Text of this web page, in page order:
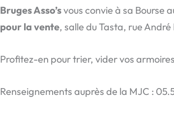
Bruges Asso’svous convie à sa Bourse
pour la vente, salle du Tasta, rue
Profitez-en pour trier, vider vos
Renseignements auprès de la MJC :